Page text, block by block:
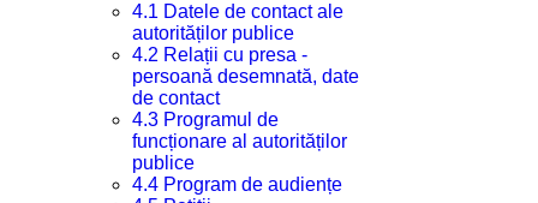
4.1 Datele de contact ale
autorităților publice
4.2 Relații cu presa -
persoană desemnată, date
de contact
4.3 Programul de
funcționare al autorităților
publice
4.4 Program de audiențe